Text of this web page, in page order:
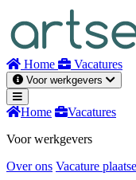
inhoud
Home Vacatures
Voor werkgevers
Home
Vacatures
Voor werkgevers
Over ons Vacature